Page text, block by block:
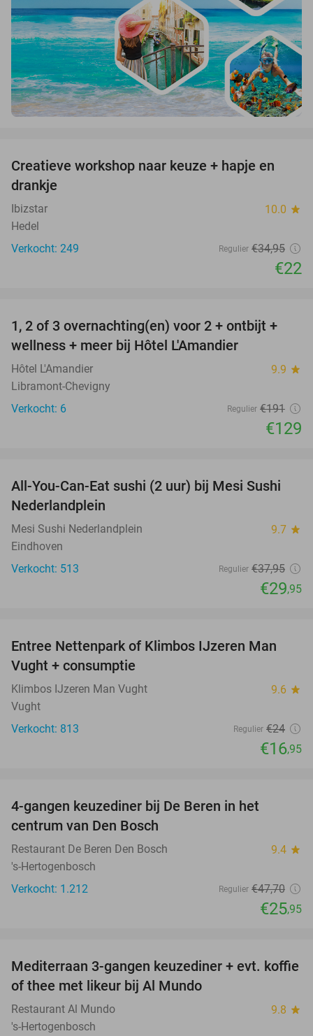
37%
Creatieve workshop naar keuze + hapje en
drankje
Ibizstar 10.0 star
Hedel
Verkocht: 249
Regulier €34,95
€22
32%
TODAY
1, 2 of 3 overnachting(en) voor 2 + ontbijt +
wellness + meer bij Hôtel L'Amandier
Hôtel L'Amandier 9.9 star
Libramont-Chevigny
Verkocht: 6
Regulier €191
€129
21%
All-You-Can-Eat sushi (2 uur) bij Mesi Sushi
Nederlandplein
Mesi Sushi Nederlandplein 9.7 star
Eindhoven
Verkocht: 513
Regulier €37,95
€29,95
29%
Entree Nettenpark of Klimbos IJzeren Man
Vught + consumptie
Klimbos IJzeren Man Vught 9.6 star
Vught
Verkocht: 813
Regulier €24
€16,95
4-gangen keuzediner bij De Beren in het
centrum van Den Bosch
Restaurant De Beren Den Bosch 9.4 star
's-Hertogenbosch
Verkocht: 1.212
Regulier €47,70
€25,95
27%
Mediterraan 3-gangen keuzediner + evt. koffie
of thee met likeur bij Al Mundo
Restaurant Al Mundo 9.8 star
's-Hertogenbosch